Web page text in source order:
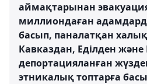
аймақтарынан
миллиондаған
басып, паналатқан
Кавказдан, Еділден
депортацияланған
этникалық топтарға